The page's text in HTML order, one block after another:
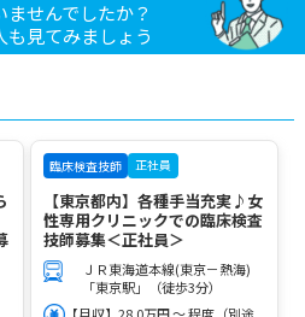
せんでしたか？
見てみましょう
臨床検査技師 正社員
【東京都内】各種手当充実♪女
性専用クリニックでの臨床検査
技師募集＜正社員＞
ＪＲ東海道本線(東京－熱海)
「東京駅」（徒歩3分）